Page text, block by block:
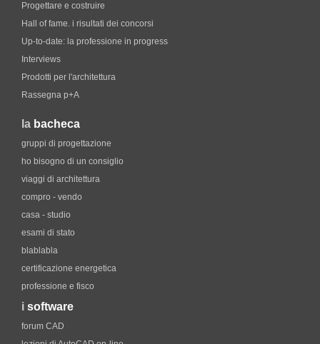
Progettare e costruire
Hall of fame. i risultati dei concorsi
Up-to-date: la professione in progress
Interviews
Prodotti per l'architettura
Rassegna p+A
la bacheca
gruppi di progettazione
ho bisogno di un consiglio
viaggi di architettura
compro - vendo
casa - studio
esami di stato
blablabla
certificazione energetica
professione e fisco
i software
forum CAD